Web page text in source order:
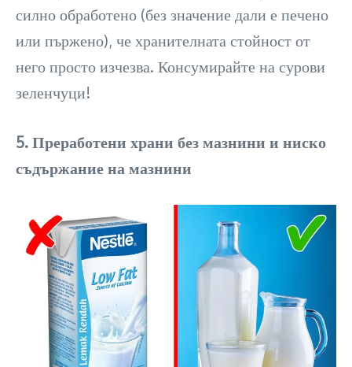
силно обработено (без значение дали е печено
или пържено), че хранителната стойност от
него просто изчезва. Консумирайте на сурови
зеленчуци!
5. Преработени храни без мазнини и ниско
съдържание на мазнини